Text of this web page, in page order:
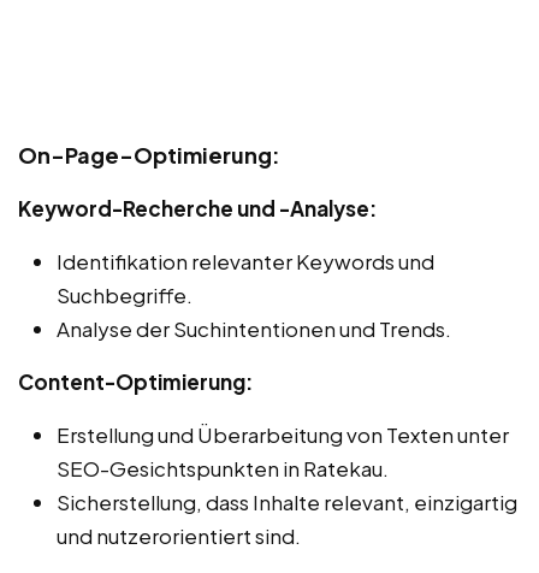
On-Page-Optimierung:
Keyword-Recherche und -Analyse:
Identifikation relevanter Keywords und
Suchbegriffe.
Analyse der Suchintentionen und Trends.
Content-Optimierung:
Erstellung und Überarbeitung von Texten unter
SEO-Gesichtspunkten in Ratekau.
Sicherstellung, dass Inhalte relevant, einzigartig
und nutzerorientiert sind.